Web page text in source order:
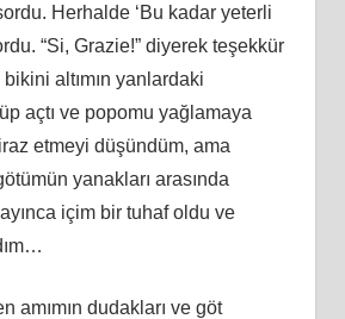
Herhalde ‘Bu kadar yeterli
“Si, Grazie!” diyerek teşekkür
altımın yanlardaki
açtı ve popomu yağlamaya
etmeyi düşündüm, ama
yanakları arasında
içim bir tuhaf oldu ve
amımın dudakları ve göt